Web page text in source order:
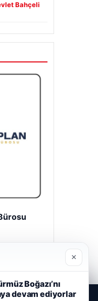
Bahçeli
×
Boğazı’nı
devam ediyorlar